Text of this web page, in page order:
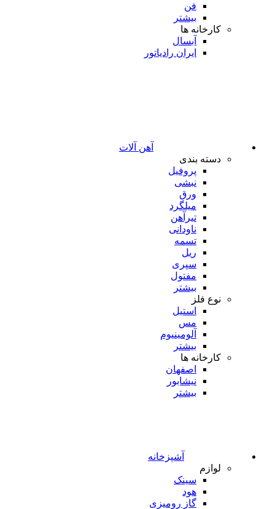
فن
بیشتر
کارخانه ها
آبسال
ایران رادیاتور
آهن آلات
دسته بندی
پروفیل
نبشی
ورق
میلگرد
تیرآهن
ناودانی
تسمه
ریل
سپری
مفتول
بیشتر
نوع فلز
استیل
مس
آلومینیوم
بیشتر
کارخانه ها
اصفهان
نیشابور
بیشتر
آشپزخانه
لوازم
سینک
هود
گاز رومیزی